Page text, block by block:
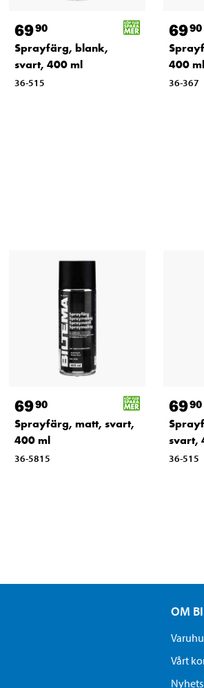
6990
Sprayfärg, blank,
svart, 400 ml
36-515
6990
400 ml
36-367
6990
Sprayfärg, matt, svart,
400 ml
36-5815
6990
svart,
36-515
OM
Vårt